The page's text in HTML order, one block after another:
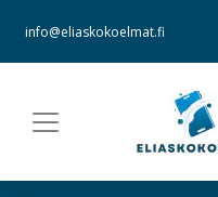
info@eliaskokoelmat.fi